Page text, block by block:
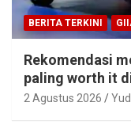
BERITA TERKINI
Rekomendasi
paling worth it
2 Agustus 2026